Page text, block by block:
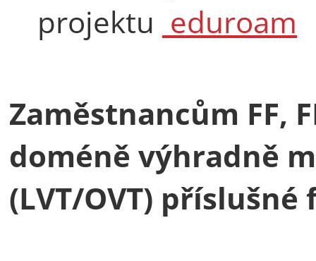
projektu eduroam
Zaměstnancům FF,
doméně výhradně
(LVT/OVT)